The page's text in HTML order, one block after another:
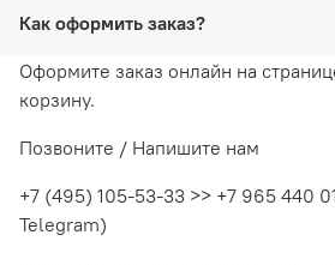
Как оформить заказ?
Оформите заказ онлайн на
корзину.
Позвоните / Напишите нам
+7 (495) 105-53-33 >> +7 965 440
Telegram)